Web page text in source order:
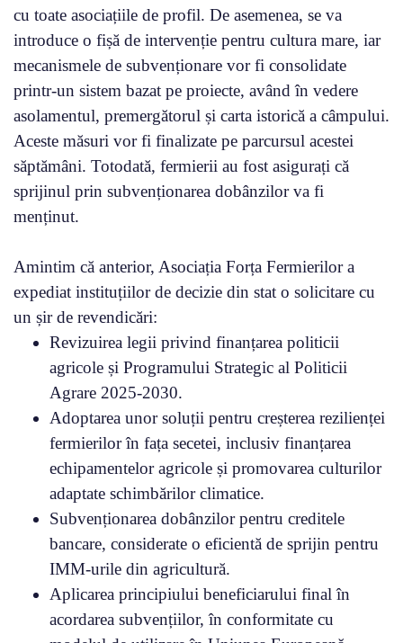
cu toate asociațiile de profil. De asemenea, se va
introduce o fișă de intervenție pentru cultura mare, iar
mecanismele de subvenționare vor fi consolidate
printr-un sistem bazat pe proiecte, având în vedere
asolamentul, premergătorul și carta istorică a câmpului.
Aceste măsuri vor fi finalizate pe parcursul acestei
săptămâni. Totodată, fermierii au fost asigurați că
sprijinul prin subvenționarea dobânzilor va fi
menținut.
Amintim că anterior, Asociația Forța Fermierilor a
expediat instituțiilor de decizie din stat o solicitare cu
un șir de revendicări:
Revizuirea legii privind finanțarea politicii
agricole și Programului Strategic al Politicii
Agrare 2025-2030.
Adoptarea unor soluții pentru creșterea rezilienței
fermierilor în fața secetei, inclusiv finanțarea
echipamentelor agricole și promovarea culturilor
adaptate schimbărilor climatice.
Subvenționarea dobânzilor pentru creditele
bancare, considerate o eficientă de sprijin pentru
IMM-urile din agricultură.
Aplicarea principiului beneficiarului final în
acordarea subvențiilor, în conformitate cu